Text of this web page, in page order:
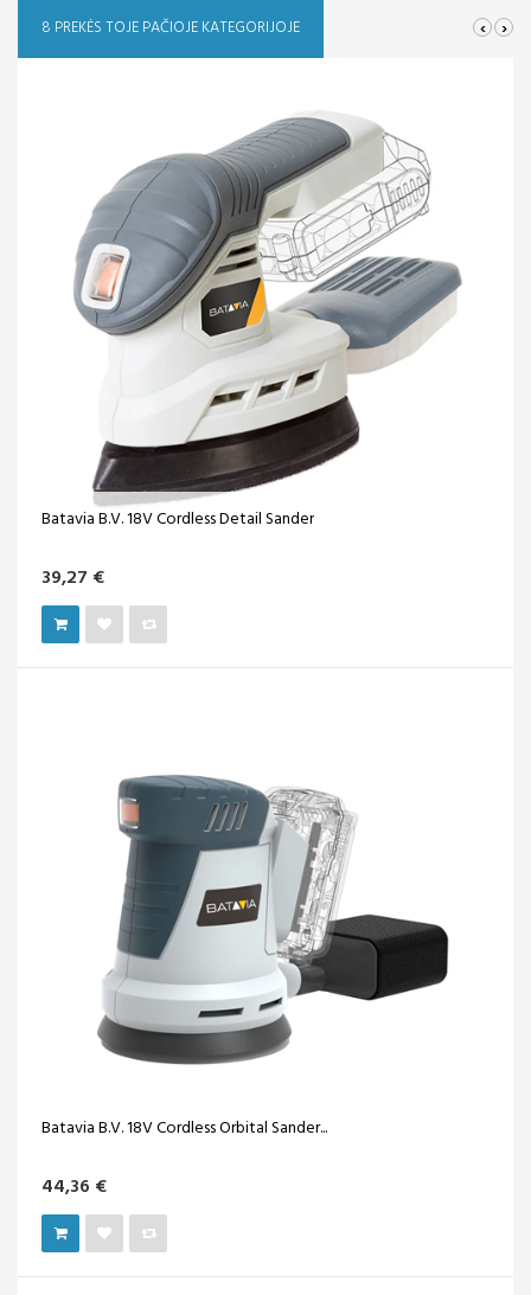
8 PREKĖS TOJE PAČIOJE KATEGORIJOJE ‹ ›
Batavia B.V. 18V Cordless Detail Sander
39,27 €
Batavia B.V. 18V Cordless Orbital Sander...
44,36 €